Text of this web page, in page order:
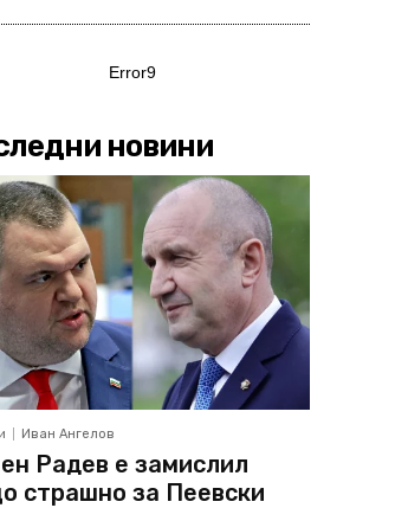
Error9
новини
Иван Ангелов
Радев е замислил
страшно за Пеевски